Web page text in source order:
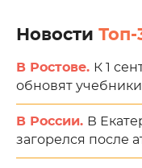
Новости Топ-
В Ростове. К 1
обновят учебники
В России. В
загорелся после